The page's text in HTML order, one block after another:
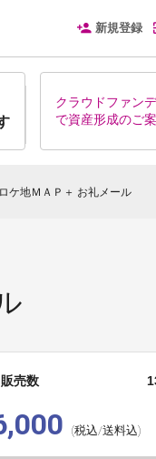
新規登録
クラウドファン
で資産形成のご
ケ地ＭＡＰ＋ お礼メール
売数
(税込/送料込)